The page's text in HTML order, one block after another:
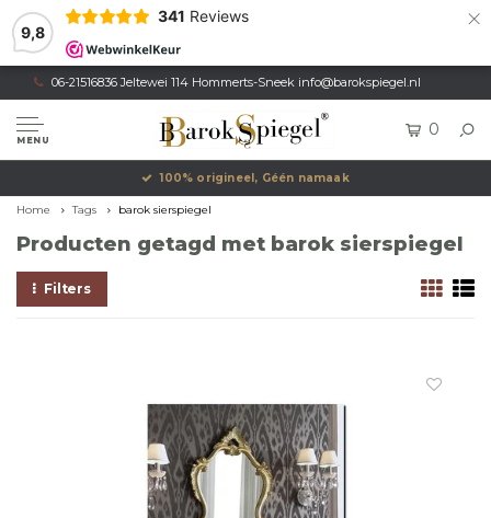
9,8
341 Reviews ×
06-21516836 Jeltewei 114 Hommerts-Sneek info@barokspiegel.nl
MENU
0
100% origineel, Géén namaak
Home Tags barok sierspiegel
Producten getagd met barok sierspiegel
Filters